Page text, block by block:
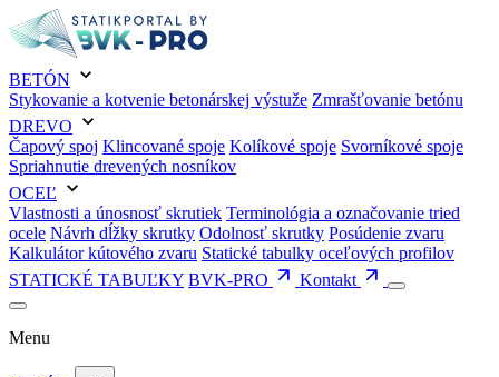
BETÓN
Stykovanie a kotvenie betonárskej výstuže Zmrašťovanie betónu
DREVO
Čapový spoj Klincované spoje Kolíkové spoje Svorníkové spoje
Spriahnutie drevených nosníkov
OCEĽ
Vlastnosti a únosnosť skrutiek Terminológia a označovanie tried
ocele Návrh dĺžky skrutky Odolnosť skrutky Posúdenie zvaru
Kalkulátor kútového zvaru Statické tabulky oceľových profilov
STATICKÉ TABUĽKY BVK-PRO Kontakt
Menu